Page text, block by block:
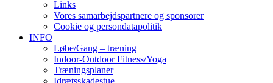
Links
Vores samarbejdspartnere og sponsorer
Cookie og persondatapolitik
INFO
Løbe/Gang – træning
Indoor-Outdoor Fitness/Yoga
Træningsplaner
Idrætsskadestue